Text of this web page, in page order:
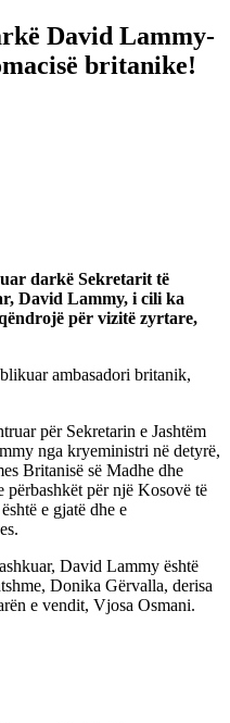
David Lammy-
britanike!
darkë Sekretarit të
David Lammy, i cili ka
për vizitë zyrtare,
ambasadori britanik,
për Sekretarin e Jashtëm
nga kryeministri në detyrë,
Britanisë së Madhe dhe
përbashkët për një Kosovë të
e gjatë dhe e
David Lammy është
Donika Gërvalla, derisa
e vendit, Vjosa Osmani.